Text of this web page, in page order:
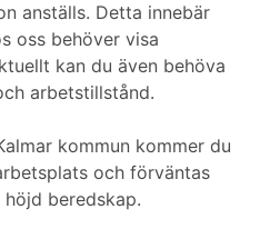
anställs. Detta innebär
oss behöver visa
kan du även behöva
arbetstillstånd.
kommun kommer du
och förväntas
beredskap.